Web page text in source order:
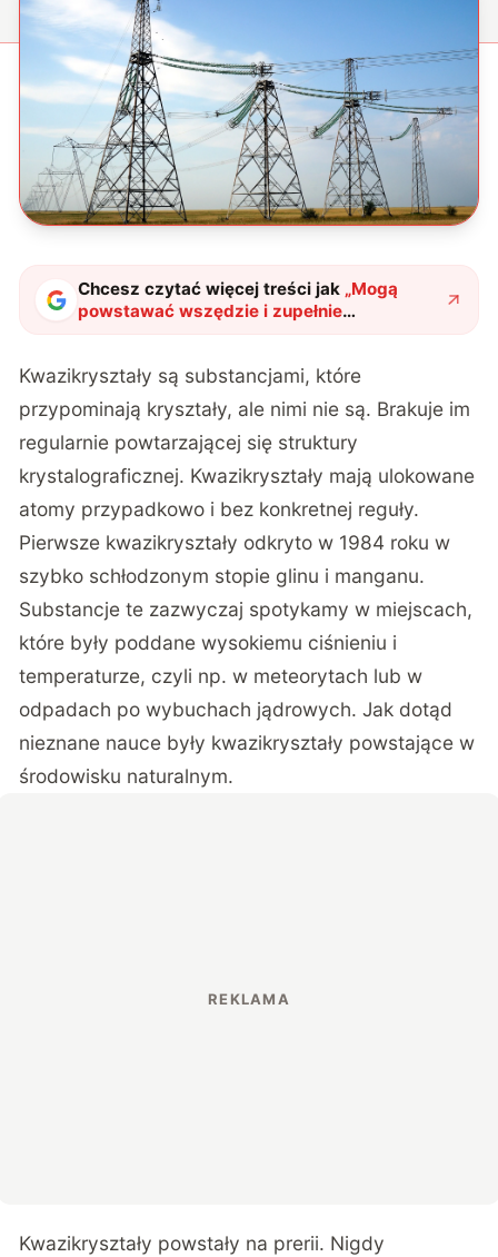
Chcesz czytać więcej treści jak „Mogą
powstawać wszędzie i zupełnie
przypadkowo. Kwazikryształy odkryte obok
Kwazikryształy są substancjami, które
przypominają kryształy, ale nimi nie są. Brakuje im
regularnie powtarzającej się struktury
krystalograficznej. Kwazikryształy mają ulokowane
atomy przypadkowo i bez konkretnej reguły.
Pierwsze kwazikryształy odkryto w 1984 roku w
szybko schłodzonym stopie glinu i manganu.
Substancje te zazwyczaj spotykamy w miejscach,
które były poddane wysokiemu ciśnieniu i
temperaturze, czyli np. w meteorytach lub w
odpadach po wybuchach jądrowych. Jak dotąd
nieznane nauce były kwazikryształy powstające w
środowisku naturalnym.
Kwazikryształy powstały na prerii. Nigdy